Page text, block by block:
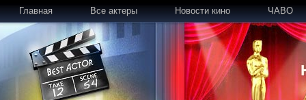
Главная Все актеры Новости кино ЧАВО